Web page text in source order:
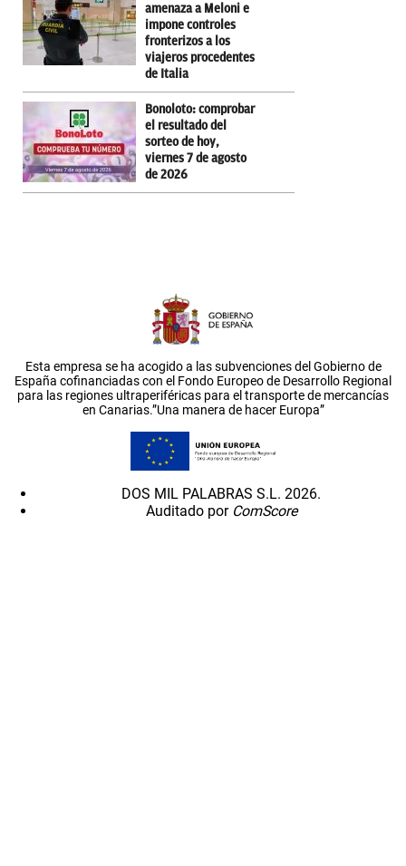
amenaza a Meloni e
impone controles
fronterizos a los
viajeros procedentes
de Italia
Bonoloto: comprobar
el resultado del
sorteo de hoy,
viernes 7 de agosto
de 2026
Esta empresa se ha acogido a las subvenciones del Gobierno de
España cofinanciadas con el Fondo Europeo de Desarrollo Regional
para las regiones ultraperiféricas para el transporte de mercancías
en Canarias.”Una manera de hacer Europa”
DOS MIL PALABRAS S.L. 2026.
Auditado por ComScore